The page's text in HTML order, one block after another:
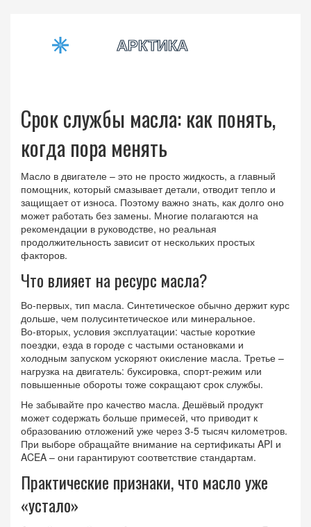
Срок службы масла: как понять,
когда пора менять
Масло в двигателе – это не просто жидкость, а главный
помощник, который смазывает детали, отводит тепло и
защищает от износа. Поэтому важно знать, как долго оно
может работать без замены. Многие полагаются на
рекомендации в руководстве, но реальная
продолжительность зависит от нескольких простых
факторов.
Что влияет на ресурс масла?
Во‑первых, тип масла. Синтетическое обычно держит курс
дольше, чем полусинтетическое или минеральное.
Во‑вторых, условия эксплуатации: частые короткие
поездки, езда в городе с частыми остановками и
холодным запуском ускоряют окисление масла. Третье –
нагрузка на двигатель: буксировка, спорт‑режим или
повышенные обороты тоже сокращают срок службы.
Не забывайте про качество масла. Дешёвый продукт
может содержать больше примесей, что приводит к
образованию отложений уже через 3‑5 тысяч километров.
При выборе обращайте внимание на сертификаты API и
ACEA – они гарантируют соответствие стандартам.
Практические признаки, что масло уже
«устало»